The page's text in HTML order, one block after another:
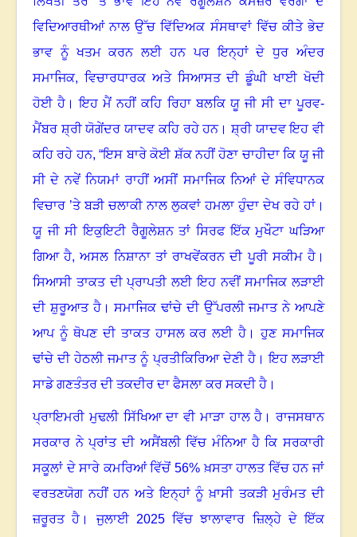
ਵਿਦਿਆਰਥੀਆਂ ਨਾਲ ਉੱਚ ਵਿੱਦਿਅਕ ਸੰਸਥਾਵਾਂ ਵਿੱਚ ਕੀਤੇ ਭੇਦ
ਭਾਵ ਨੂੰ ਖਤਮ ਕਰਨ ਲਈ ਹਨ ਪਰ ਇਨ੍ਹਾਂ ਦੇ ਧੁਰ ਅੰਦਰ
ਸਮਾਜਿਕ, ਵਿਚਾਰਧਾਰਕ ਅਤੇ ਸਿਆਸਤ ਦੀ ਡੂੰਘੀ ਖਾਈ ਖੋਦੀ
ਹੋਈ ਹੈ । ਇਹ ਮੈਂ ਨਹੀਂ ਕਹਿ ਰਿਹਾ ਬਲਕਿ ਯੂ ਜੀ ਸੀ ਦਾ ਪੂਰਵ-
ਮੈਂਬਰ ਸ਼੍ਰੀ ਯੋਗੇਂਦਰ ਯਾਦਵ ਕਹਿ ਰਹੇ ਹਨ। ਸ਼੍ਰੀ ਯਾਦਵ ਇਹ ਵੀ
ਕਹਿ ਰਹੇ ਹਨ, “ਇਸ ਬਾਰੇ ਕੋਈ ਸ਼ੱਕ ਨਹੀਂ ਹੋਣਾ ਚਾਹੀਦਾ ਕਿ ਯੂ ਜੀ
ਸੀ ਦੇ ਨਵੇਂ ਨਿਯਮਾਂ ਰਾਹੀਂ ਅਸੀਂ ਸਮਾਜਿਕ ਨਿਆਂ ਦੇ ਸੰਵਿਧਾਨਕ
ਵਿਚਾਰ ’ਤੇ ਬੜੀ ਚਲਾਕੀ ਨਾਲ ਲੁਕਵਾਂ ਹਮਲਾ ਹੁੰਦਾ ਦੇਖ ਰਹੇ ਹਾਂ ।
ਯੂ ਜੀ ਸੀ ਇਕੁਇਟੀ ਰੈਗੂਲੇਸ਼ਨ ਤਾਂ ਸਿਰਫ ਇੱਕ ਮੁਖੌਟਾ ਘੜਿਆ
ਗਿਆ ਹੈ,ਅਸਲ ਨਿਸ਼ਾਨਾ ਤਾਂ ਰਾਖਵੇਂਕਰਨ ਦੀ ਪੂਰੀ ਸਕੀਮ ਹੈ ।
ਸਿਆਸੀ ਤਾਕਤ ਦੀ ਪ੍ਰਾਪਤੀ ਲਈ ਇਹ ਨਵੀਂ ਸਮਾਜਿਕ ਲੜਾਈ
ਦੀ ਸ਼ੁਰੂਆਤ ਹੈ। ਸਮਾਜਿਕ ਢਾਂਚੇ ਦੀ ਉੱਪਰਲੀ ਜਮਾਤ ਨੇ ਆਪਣੇ
ਆਪ ਨੂੰ ਥੋਪਣ ਦੀ ਤਾਕਤ ਹਾਸਲ ਕਰ ਲਈ ਹੈ ।
ਹੁਣ ਸਮਾਜਿਕ
ਢਾਂਚੇ ਦੀ ਹੇਠਲੀ ਜਮਾਤ ਨੂੰ ਪ੍ਰਤੀਕਿਰਿਆ ਦੇਣੀ ਹੈ। ਇਹ ਲੜਾਈ
ਸਾਡੇ ਗਣਤੰਤਰ ਦੀ ਤਕਦੀਰ ਦਾ ਫੈਸਲਾ ਕਰ ਸਕਦੀ ਹੈ ।
ਪ੍ਰਾਇਮਰੀ ਮੁਢਲੀ ਸਿੱਖਿਆ ਦਾ ਵੀ ਮਾੜਾ ਹਾਲ ਹੈ । ਰਾਜਸਥਾਨ
ਸਰਕਾਰ ਨੇ ਪ੍ਰਾਂਤ ਦੀ ਅਸੈਂਬਲੀ ਵਿੱਚ ਮੰਨਿਆ ਹੈ ਕਿ ਸਰਕਾਰੀ
ਸਕੂਲਾਂ ਦੇ ਸਾਰੇ ਕਮਰਿਆਂ ਵਿੱਚੋਂ 56% ਖ਼ਸਤਾ ਹਾਲਤ ਵਿੱਚ ਹਨ ਜਾਂ
ਵਰਤਣਯੋਗ ਨਹੀਂ ਹਨ ਅਤੇ ਇਨ੍ਹਾਂ ਨੂੰ ਖ਼ਾਸੀ ਤਕੜੀ ਮੁਰੰਮਤ ਦੀ
ਜ਼ਰੂਰਤ ਹੈ ।
ਜੁਲਾਈ 2025 ਵਿੱਚ ਝਾਲਾਵਾਰ ਜ਼ਿਲ੍ਹੇ ਦੇ ਇੱਕ